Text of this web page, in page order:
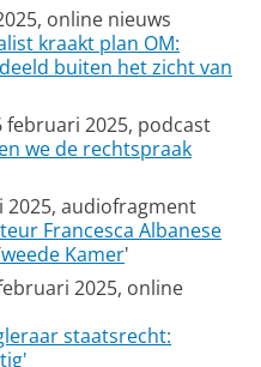
online nieuws
kraakt plan OM:
buiten het zicht van
februari 2025, podcast
we de rechtspraak
2025, audiofragment
Francesca Albanese
Kamer'
2025, online
staatsrecht: